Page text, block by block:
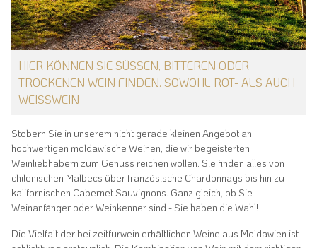
HIER KÖNNEN SIE SÜSSEN, BITTEREN ODER T
ROCKENEN WEIN FINDEN. SOWOHL ROT- ALS AUCH W
EISSWEIN
Stöbern Sie in unserem nicht gerade kleinen Angebot an
hochwertigen moldawische Weinen, die wir begeisterten
Weinliebhabern zum Genuss reichen wollen. Sie finden alles von
chilenischen Malbecs über französische Chardonnays bis hin zu
kalifornischen Cabernet Sauvignons. Ganz gleich, ob Sie
Weinanfänger oder Weinkenner sind - Sie haben die Wahl!
Die Vielfalt der bei zeitfurwein erhältlichen Weine aus Moldawien ist